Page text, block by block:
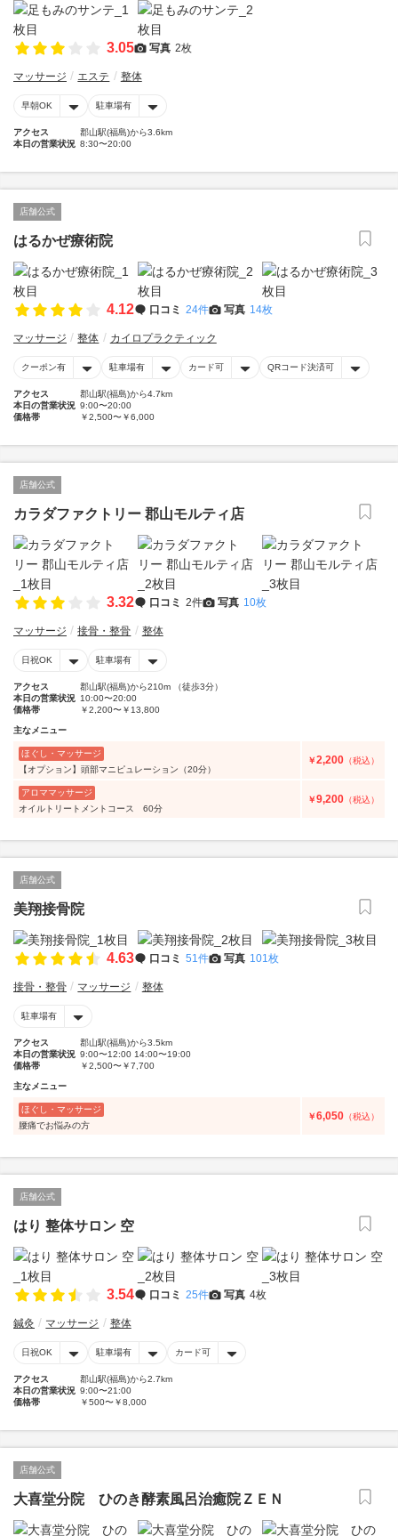
3.05 写真 2枚
マッサージ エステ 整体
早朝OK 駐車場有
アクセス
郡山駅(福島)から3.6km
本日の営業状況 8:30〜20:00
店舗公式
はるかぜ療術院
4.12 口コミ 24件 写真 14枚
マッサージ 整体 カイロプラクティック
クーポン有 駐車場有 カード可 QRコード決済可
アクセス
郡山駅(福島)から4.7km
本日の営業状況 9:00〜20:00
価格帯
￥2,500〜￥6,000
店舗公式
カラダファクトリー 郡山モルティ店
3.32 口コミ 2件 写真 10枚
マッサージ 接骨・整骨 整体
日祝OK 駐車場有
アクセス
郡山駅(福島)から210m （徒歩3分）
本日の営業状況 10:00〜20:00
価格帯
￥2,200〜￥13,800
主なメニュー
ほぐし・マッサージ
【オプション】頭部マニピュレーション（20分）
￥2,200 （税込）
アロママッサージ
オイルトリートメントコース 60分
￥9,200 （税込）
店舗公式
美翔接骨院
4.63 口コミ 51件 写真 101枚
接骨・整骨 マッサージ 整体
駐車場有
アクセス
郡山駅(福島)から3.5km
本日の営業状況 9:00〜12:00 14:00〜19:00
価格帯
￥2,500〜￥7,700
主なメニュー
ほぐし・マッサージ
腰痛でお悩みの方
￥6,050 （税込）
店舗公式
はり 整体サロン 空
3.54 口コミ 25件 写真 4枚
鍼灸 マッサージ 整体
日祝OK 駐車場有 カード可
アクセス
郡山駅(福島)から2.7km
本日の営業状況 9:00〜21:00
価格帯
￥500〜￥8,000
店舗公式
大喜堂分院 ひのき酵素風呂治癒院ＺＥＮ